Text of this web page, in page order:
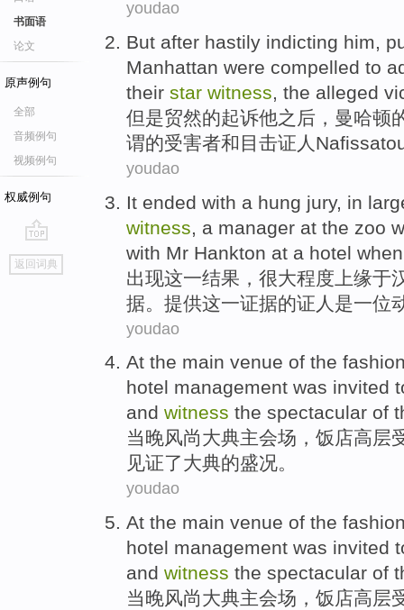
书面语
论文
原声例句
全部
音频例句
视频例句
权威例句
go
top
返回词典
youdao
But after hastily indicting him,
Manhattan were compelled to
their star witness, the alleged
但是贸然的起诉他之后 ， 曼哈顿
谓的受害者和目击证人
youdao
It ended with a hung jury, in
witness , a manager at the zoo
with Mr Hankton at a hotel
出现这一结果， 很大程度上缘于
据。提供这一证据的证人是一位
youdao
At the main venue of the
hotel management was invited
and witness the spectacular of
当晚风尚大典主会场 ， 饭店高层
见证了大典的盛况。
youdao
At the main venue of the
hotel management was invited
and witness the spectacular of
当晚风尚大典主会场 ， 饭店高层